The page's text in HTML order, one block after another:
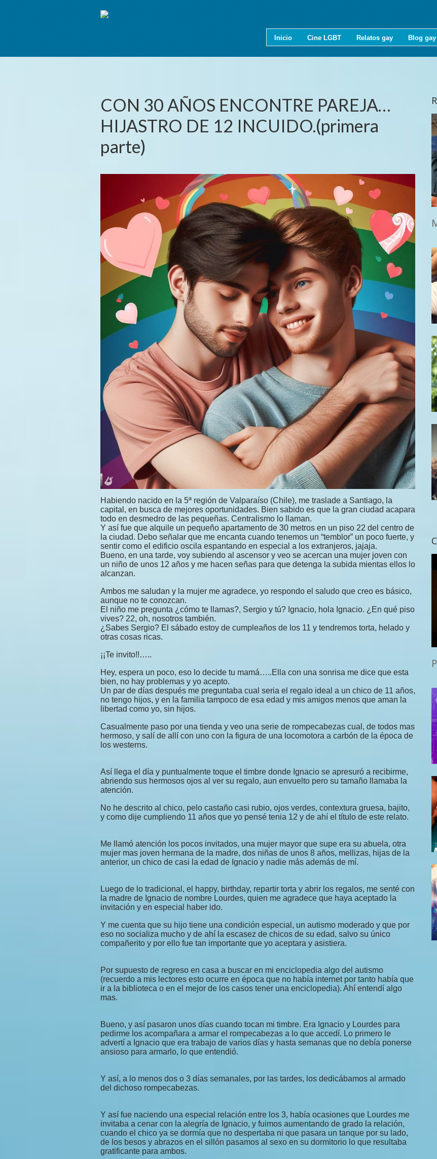
Inicio Cine LGBT Relatos gay Blog gay
CON 30 AÑOS ENCONTRE PAREJA…
HIJASTRO DE 12 INCUIDO.(primera
parte)
Habiendo nacido en la 5ª región de Valparaíso (Chile), me traslade a Santiago, la
capital, en busca de mejores oportunidades. Bien sabido es que la gran ciudad acapara
todo en desmedro de las pequeñas. Centralismo lo llaman.
Y así fue que alquile un pequeño apartamento de 30 metros en un piso 22 del centro de
la ciudad. Debo señalar que me encanta cuando tenemos un “temblor” un poco fuerte, y
sentir como el edificio oscila espantando en especial a los extranjeros, jajaja.
Bueno, en una tarde, voy subiendo al ascensor y veo se acercan una mujer joven con
un niño de unos 12 años y me hacen señas para que detenga la subida mientas ellos lo
alcanzan.
Ambos me saludan y la mujer me agradece, yo respondo el saludo que creo es básico,
aunque no te conozcan.
El niño me pregunta ¿cómo te llamas?, Sergio y tú? Ignacio, hola Ignacio. ¿En qué piso
vives? 22, oh, nosotros también.
¿Sabes Sergio? El sábado estoy de cumpleaños de los 11 y tendremos torta, helado y
otras cosas ricas.
¡¡Te invito!!…..
Hey, espera un poco, eso lo decide tu mamá…..Ella con una sonrisa me dice que esta
bien, no hay problemas y yo acepto.
Un par de días después me preguntaba cual seria el regalo ideal a un chico de 11 años,
no tengo hijos, y en la familia tampoco de esa edad y mis amigos menos que aman la
libertad como yo, sin hijos.
Casualmente paso por una tienda y veo una serie de rompecabezas cual, de todos mas
hermoso, y salí de allí con uno con la figura de una locomotora a carbón de la época de
los westerns.
Así llega el día y puntualmente toque el timbre donde Ignacio se apresuró a recibirme,
abriendo sus hermosos ojos al ver su regalo, aun envuelto pero su tamaño llamaba la
atención.
No he descrito al chico, pelo castaño casi rubio, ojos verdes, contextura gruesa, bajito,
y como dije cumpliendo 11 años que yo pensé tenia 12 y de ahí el título de este relato.
Me llamó atención los pocos invitados, una mujer mayor que supe era su abuela, otra
mujer mas joven hermana de la madre, dos niñas de unos 8 años, mellizas, hijas de la
anterior, un chico de casi la edad de Ignacio y nadie más además de mí.
Luego de lo tradicional, el happy, birthday, repartir torta y abrir los regalos, me senté con
la madre de Ignacio de nombre Lourdes, quien me agradece que haya aceptado la
invitación y en especial haber ido.
Y me cuenta que su hijo tiene una condición especial, un autismo moderado y que por
eso no socializa mucho y de ahí la escasez de chicos de su edad, salvo su único
compañerito y por ello fue tan importante que yo aceptara y asistiera.
Por supuesto de regreso en casa a buscar en mi enciclopedia algo del autismo
(recuerdo a mis lectores esto ocurre en época que no había internet por tanto había que
ir a la biblioteca o en el mejor de los casos tener una enciclopedia). Ahí entendí algo
mas.
Bueno, y así pasaron unos días cuando tocan mi timbre. Era Ignacio y Lourdes para
pedirme los acompañara a armar el rompecabezas a lo que accedí. Lo primero le
advertí a Ignacio que era trabajo de varios días y hasta semanas que no debía ponerse
ansioso para armarlo, lo que entendió.
Y así, a lo menos dos o 3 días semanales, por las tardes, los dedicábamos al armado
del dichoso rompecabezas.
Y así fue naciendo una especial relación entre los 3, había ocasiones que Lourdes me
invitaba a cenar con la alegría de Ignacio, y fuimos aumentando de grado la relación,
cuando el chico ya se dormía que no despertaba ni que pasara un tanque por su lado,
de los besos y abrazos en el sillón pasamos al sexo en su dormitorio lo que resultaba
gratificante para ambos.